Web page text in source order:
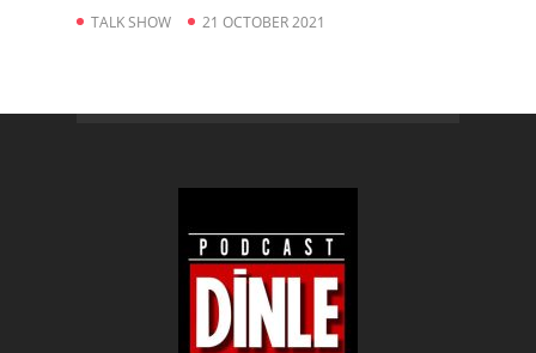
TALK SHOW 21 OCTOBER 2021